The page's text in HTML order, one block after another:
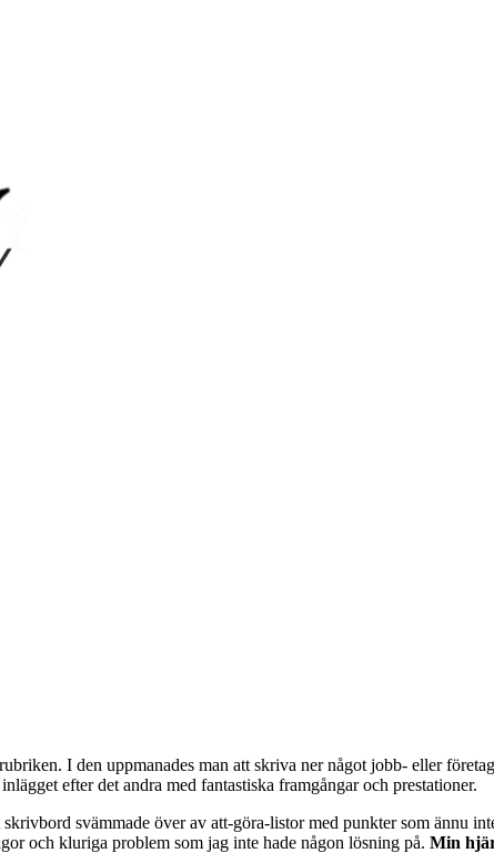
I den uppmanades man att skriva ner något jobb- eller
efter det andra med fantastiska framgångar och prestationer.
svämmade över av att-göra-listor med punkter som ännu
och kluriga problem som jag inte hade någon lösning på. Min